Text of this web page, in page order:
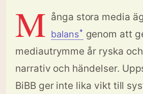
M ånga stora media
balansꜜ genom att
mediautrymme år ryska
narrativ och händelser.
BiBB ger inte lika vikt till